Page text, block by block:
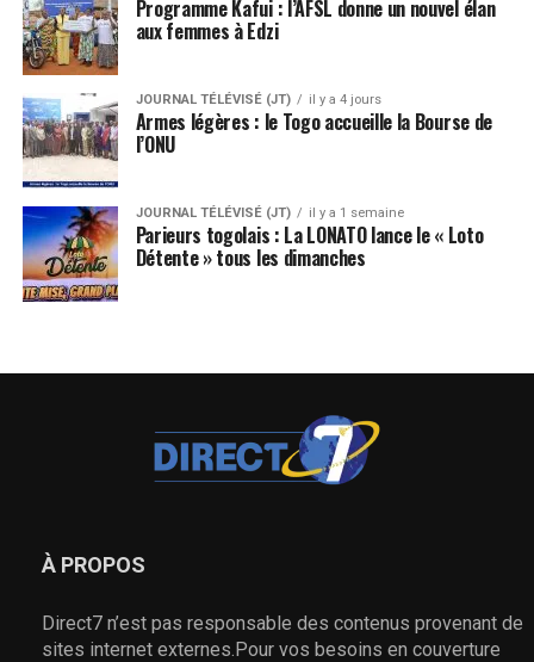
Programme Kafui : l’AFSL donne un nouvel élan
aux femmes à Edzi
JOURNAL TÉLÉVISÉ (JT) il y a 4 jours
Armes légères : le Togo accueille la Bourse de
l’ONU
JOURNAL TÉLÉVISÉ (JT) il y a 1 semaine
Parieurs togolais : La LONATO lance le « Loto
Détente » tous les dimanches
À PROPOS
Direct7 n’est pas responsable des contenus provenant de
sites internet externes.Pour vos besoins en couverture